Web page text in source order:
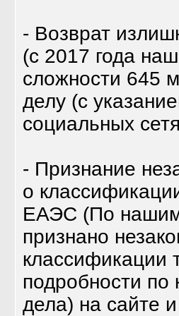
- Возврат
(с 2017 года
сложности 645
делу (с
социальных
- Признание
о
ЕАЭС (По
признано
классификации
подробности
дела) на сайте